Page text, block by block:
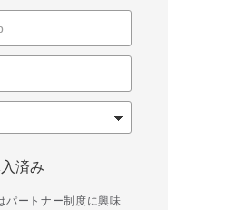
済み
パートナー制度に興味